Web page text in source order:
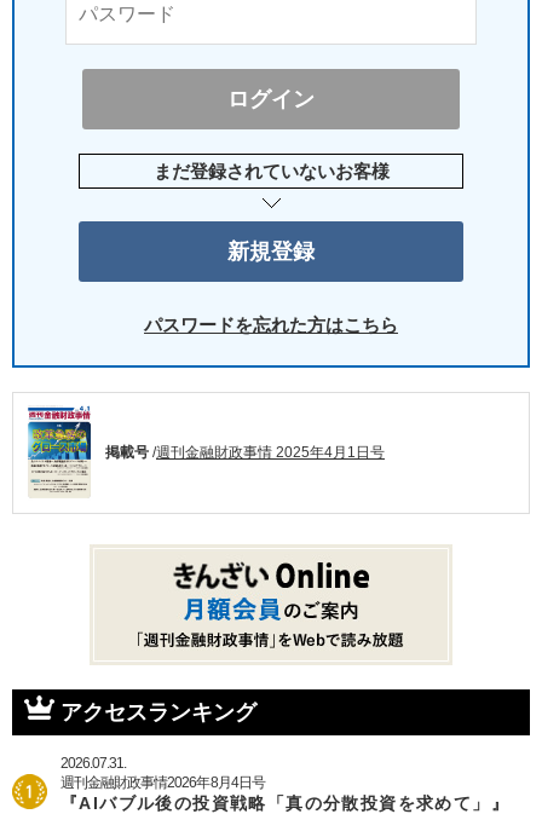
まだ登録されていないお客様
パスワードを忘れた方はこちら
掲載号 /週刊金融財政事情 2025年4月1日号
アクセスランキング
2026.07.31.
週刊金融財政事情2026年8月4日号
『AIバブル後の投資戦略「真の分散投資を求めて」』